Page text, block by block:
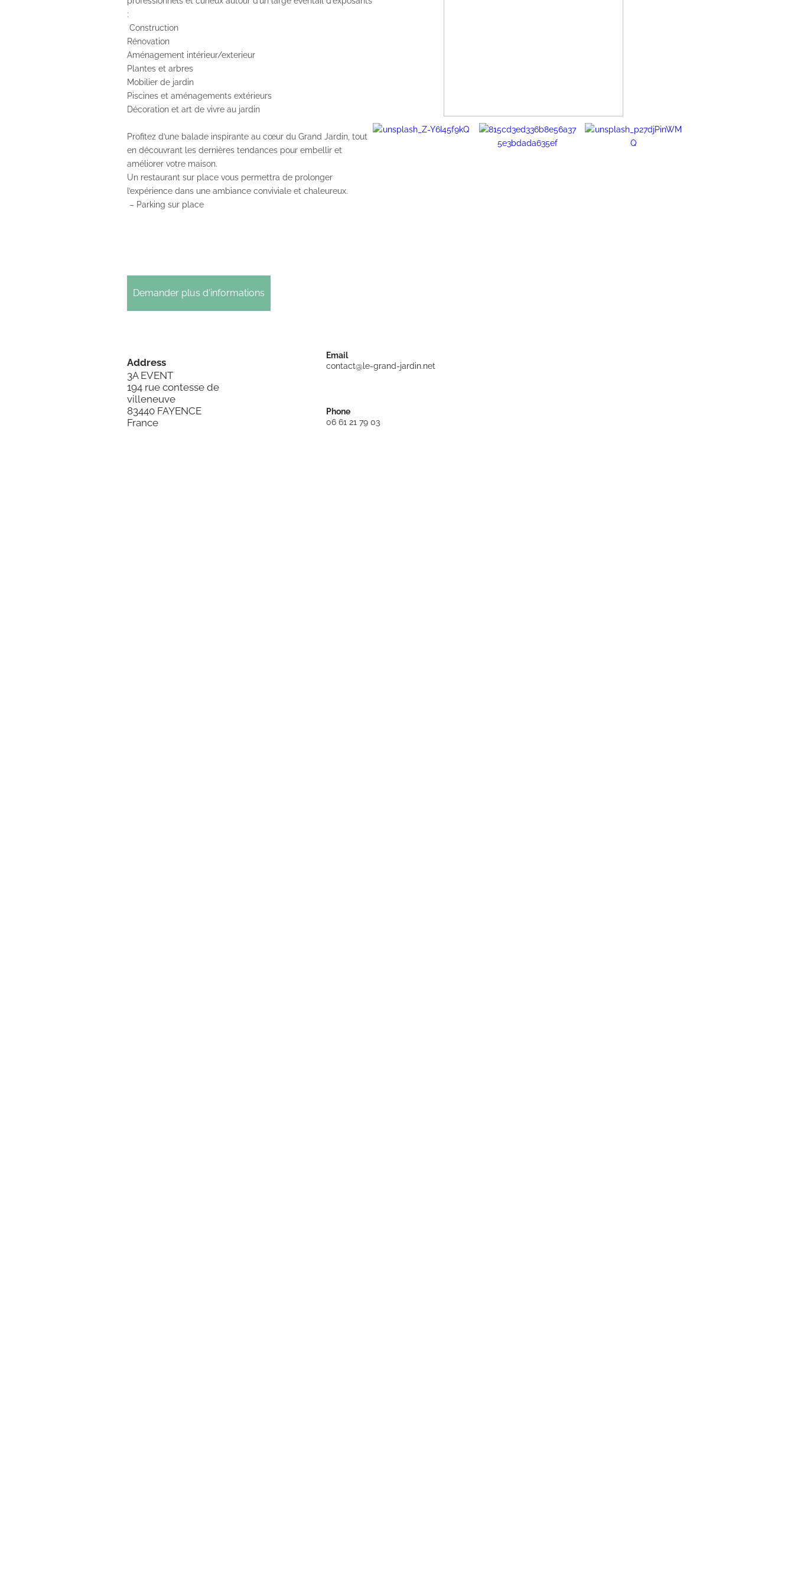
:
Construction
Rénovation
Aménagement intérieur/exterieur
Plantes et arbres
Mobilier de jardin
Piscines et aménagements extérieurs
Décoration et art de vivre au jardin
Profitez d’une balade inspirante au cœur du Grand Jardin, tout
en découvrant les dernières tendances pour embellir et
améliorer votre maison.
Un restaurant sur place vous permettra de prolonger
l’expérience dans une ambiance conviviale et chaleureux.
– Parking sur place
Demander plus d'informations
Address
3A EVENT
194 rue contesse de
villeneuve
83440 FAYENCE
France
Email
contact@le-grand-jardin.net
Phone
06 61 21 79 03